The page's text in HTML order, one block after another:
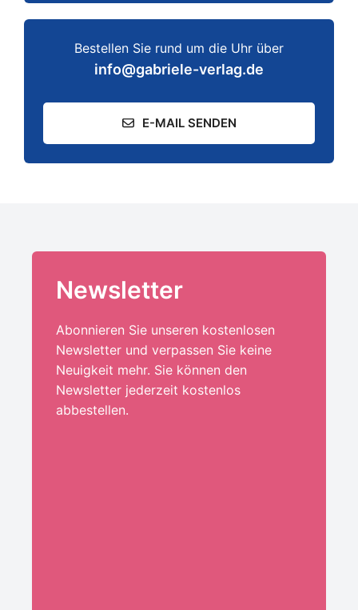
Bestellen Sie rund um die Uhr über
info@gabriele-verlag.de
E-MAIL SENDEN
Newsletter
Abonnieren Sie unseren kostenlosen
Newsletter und verpassen Sie keine
Neuigkeit mehr. Sie können den
Newsletter jederzeit kostenlos
abbestellen.